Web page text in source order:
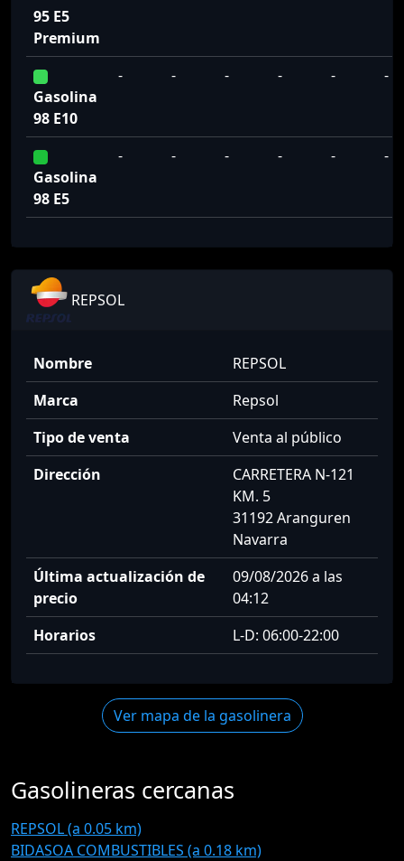
95 E5
Premium
Gasolina
98 E10
- - - - - -
Gasolina
98 E5
- - - - - -
REPSOL
Nombre
REPSOL
Marca
Repsol
Tipo de venta
Venta al público
Dirección
CARRETERA N-121
KM. 5
31192 Aranguren
Navarra
Última actualización de
precio
09/08/2026 a las
04:12
Horarios
L-D: 06:00-22:00
Ver mapa de la gasolinera
Gasolineras cercanas
REPSOL (a 0.05 km)
BIDASOA COMBUSTIBLES (a 0.18 km)